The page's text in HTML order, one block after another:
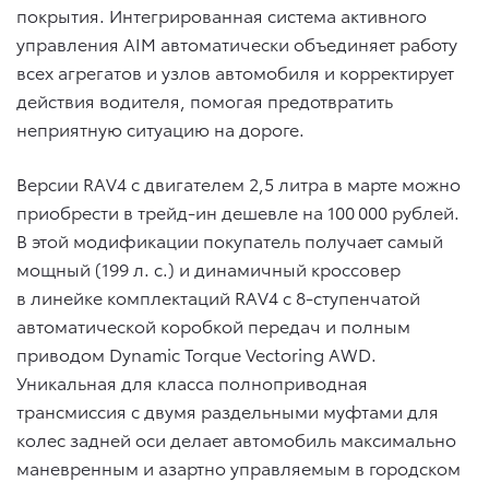
покрытия. Интегрированная система активного
управления AIM автоматически объединяет работу
всех агрегатов и узлов автомобиля и корректирует
действия водителя, помогая предотвратить
неприятную ситуацию на дороге.
Версии RAV4 с двигателем 2,5 литра в марте можно
приобрести в трейд-ин дешевле на 100 000 рублей.
В этой модификации покупатель получает самый
мощный (199 л. с.) и динамичный кроссовер
в линейке комплектаций RAV4 с 8-ступенчатой
автоматической коробкой передач и полным
приводом Dynamic Torque Vectoring AWD.
Уникальная для класса полноприводная
трансмиссия с двумя раздельными муфтами для
колес задней оси делает автомобиль максимально
маневренным и азартно управляемым в городском